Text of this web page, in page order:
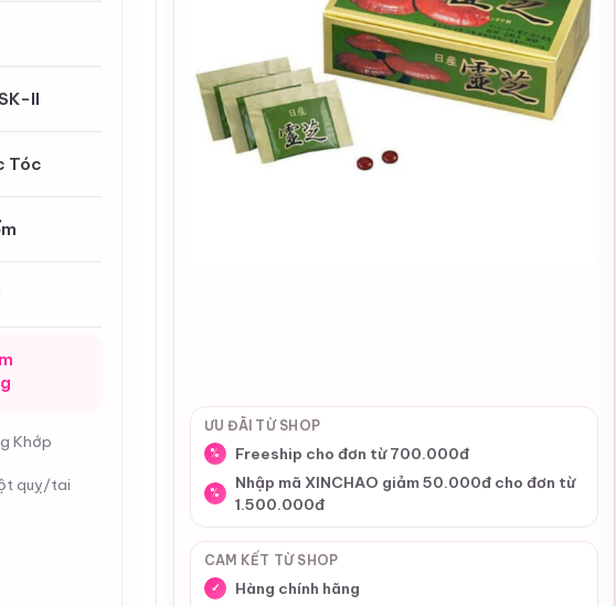
II
Tóc
Khớp
quỵ/tai
ƯU ĐÃI TỪ SHOP
% Freeship cho đơn từ 700.000đ
%
Nhập mã XINCHAO giảm 50.000đ cho đơn từ
1.500.000đ
CAM KẾT TỪ SHOP
✓ Hàng chính hãng